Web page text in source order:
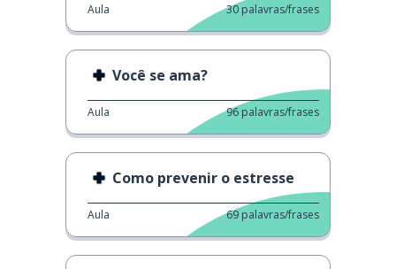
Aula 30 palavras/frases
Você se ama?
Aula 96 palavras/frases
Como prevenir o estresse
Aula 69 palavras/frases